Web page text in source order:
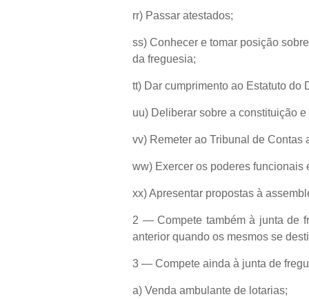
rr) Passar atestados;
ss) Conhecer e tomar posição
da freguesia;
tt) Dar cumprimento ao Estatuto do
uu) Deliberar sobre a constituição
vv) Remeter ao Tribunal de Contas
ww) Exercer os poderes
xx) Apresentar propostas à
2 — Compete também à junta de
anterior quando os mesmos se
3 — Compete ainda à junta de
a) Venda ambulante de lotarias;